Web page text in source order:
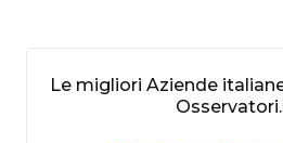
Le migliori Aziende